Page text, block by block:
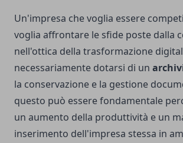
Un'impresa che voglia essere
voglia affrontare le sfide poste dalla
nell'ottica della trasformazione
necessariamente dotarsi di un
la conservazione e la gestione
questo può essere fondamentale
un aumento della produttività e un
inserimento dell'impresa stessa in